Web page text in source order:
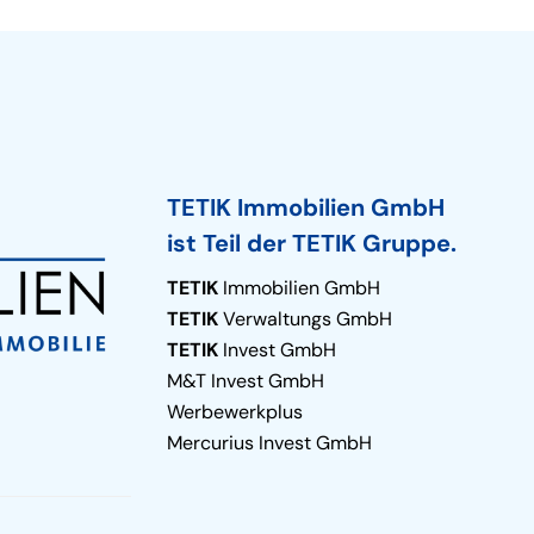
TETIK Immobilien GmbH
ist Teil der TETIK Gruppe.
TETIKImmobilien GmbH
TETIKVerwaltungs GmbH
TETIKInvest GmbH
M&T Invest GmbH
Werbewerkplus
Mercurius Invest GmbH